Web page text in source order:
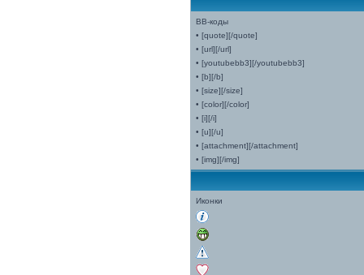
BB-коды
• [quote][/quote]
• [url][/url]
• [youtubebb3][/youtubebb3]
• [b][/b]
• [size][/size]
• [color][/color]
• [i][/i]
• [u][/u]
• [attachment][/attachment]
• [img][/img]
Иконки